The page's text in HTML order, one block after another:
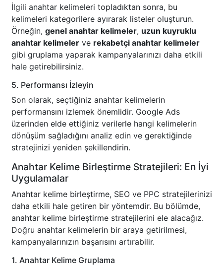
İlgili anahtar kelimeleri topladıktan sonra, bu
kelimeleri kategorilere ayırarak listeler oluşturun.
Örneğin, genel anahtar kelimeler, uzun kuyruklu
anahtar kelimeler ve rekabetçi anahtar kelimeler
gibi gruplama yaparak kampanyalarınızı daha etkili
hale getirebilirsiniz.
5. Performansı İzleyin
Son olarak, seçtiğiniz anahtar kelimelerin
performansını izlemek önemlidir. Google Ads
üzerinden elde ettiğiniz verilerle hangi kelimelerin
dönüşüm sağladığını analiz edin ve gerektiğinde
stratejinizi yeniden şekillendirin.
Anahtar Kelime Birleştirme Stratejileri: En İyi
Uygulamalar
Anahtar kelime birleştirme, SEO ve PPC stratejilerinizi
daha etkili hale getiren bir yöntemdir. Bu bölümde,
anahtar kelime birleştirme stratejilerini ele alacağız.
Doğru anahtar kelimelerin bir araya getirilmesi,
kampanyalarınızın başarısını artırabilir.
1. Anahtar Kelime Gruplama